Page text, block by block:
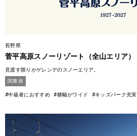
長野県
菅平高原スノーリゾート（全山エリア）
見渡す限りがゲレンデのスノーエリア。
関東発
#中級者におすすめ #横幅がワイド #キッズパーク充実